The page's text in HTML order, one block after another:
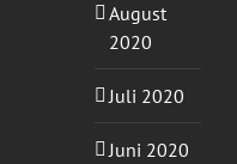
August
2020
Juli 2020
Juni 2020